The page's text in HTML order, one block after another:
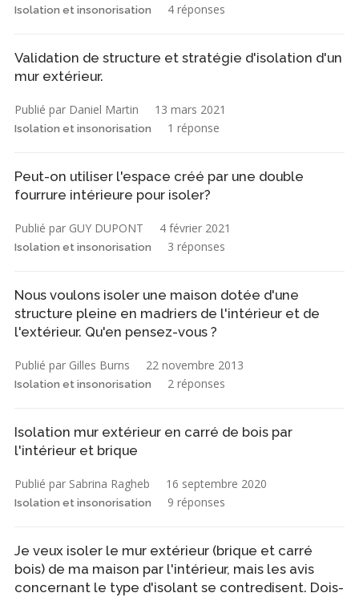
Isolation et insonorisation 4 réponses
Validation de structure et stratégie d'isolation d'un
mur extérieur.
Publié par Daniel Martin 13 mars 2021
Isolation et insonorisation 1 réponse
Peut-on utiliser l'espace créé par une double
fourrure intérieure pour isoler?
Publié par GUY DUPONT 4 février 2021
Isolation et insonorisation 3 réponses
Nous voulons isoler une maison dotée d'une
structure pleine en madriers de l'intérieur et de
l'extérieur. Qu'en pensez-vous ?
Publié par Gilles Burns 22 novembre 2013
Isolation et insonorisation 2 réponses
Isolation mur extérieur en carré de bois par
l'intérieur et brique
Publié par Sabrina Ragheb 16 septembre 2020
Isolation et insonorisation 9 réponses
Je veux isoler le mur extérieur (brique et carré
bois) de ma maison par l'intérieur, mais les avis
concernant le type d'isolant se contredisent. Dois-